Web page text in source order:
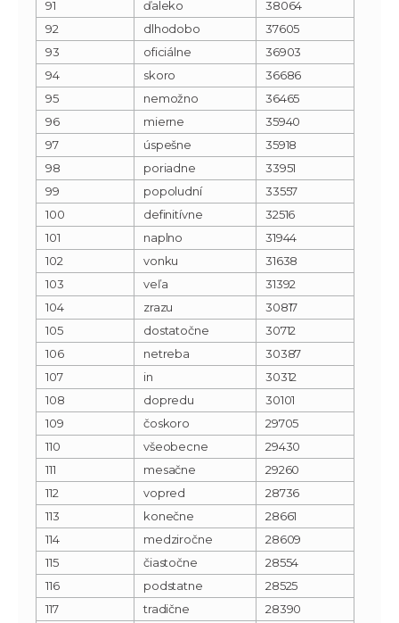
91 ďaleko
38064
92
dlhodobo
37605
93
oficiálne
36903
94
skoro
36686
95
nemožno
36465
96
mierne
35940
97
úspešne
35918
98
poriadne
33951
99
popoludní
33557
100
definitívne
32516
101
naplno
31944
102
vonku
31638
103
veľa
31392
104
zrazu
30817
105
dostatočne
30712
106
netreba
30387
107
in
30312
108
dopredu
30101
109
čoskoro
29705
110
všeobecne
29430
111
mesačne
29260
112
vopred
28736
113
konečne
28661
114
medziročne
28609
115
čiastočne
28554
116
podstatne
28525
117
tradične
28390